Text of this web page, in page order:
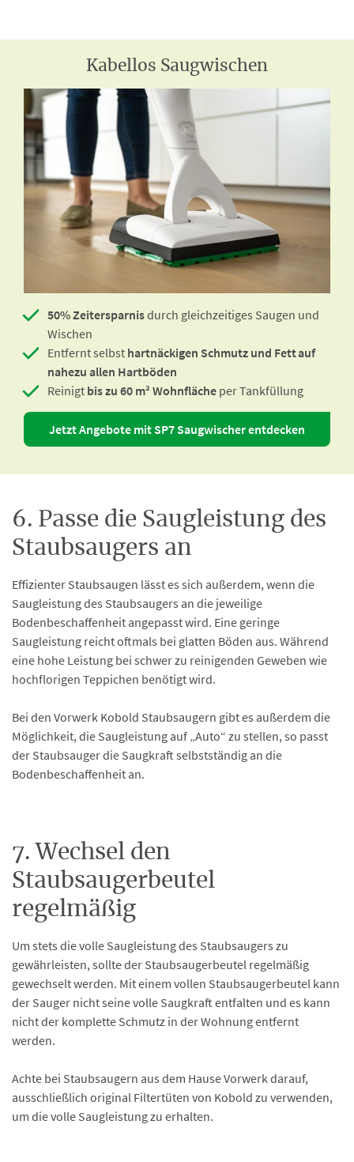
Kabellos Saugwischen
50% Zeitersparnisdurch gleichzeitiges Saugen und
Wischen
Entfernt selbst hartnäckigen Schmutz und Fett auf
nahezu allen Hartböden
Reinigt bis zu 60 m² Wohnfläche per Tankfüllung
Jetzt Angebote mit SP7 Saugwischer entdecken
6. Passe die Saugleistung des
Staubsaugers an
Effizienter Staubsaugen lässt es sich außerdem, wenn die
Saugleistung des Staubsaugers an die jeweilige
Bodenbeschaffenheit angepasst wird. Eine geringe
Saugleistung reicht oftmals bei glatten Böden aus. Während
eine hohe Leistung bei schwer zu reinigenden Geweben wie
hochflorigen Teppichen benötigt wird.
Bei den Vorwerk Kobold Staubsaugern gibt es außerdem die
Möglichkeit, die Saugleistung auf „Auto“ zu stellen, so passt
der Staubsauger die Saugkraft selbstständig an die
Bodenbeschaffenheit an.
7. Wechsel den
Staubsaugerbeutel
regelmäßig
Um stets die volle Saugleistung des Staubsaugers zu
gewährleisten, sollte der Staubsaugerbeutel regelmäßig
gewechselt werden. Mit einem vollen Staubsaugerbeutel kann
der Sauger nicht seine volle Saugkraft entfalten und es kann
nicht der komplette Schmutz in der Wohnung entfernt
werden.
Achte bei Staubsaugern aus dem Hause Vorwerk darauf,
ausschließlich original Filtertüten von Kobold zu verwenden,
um die volle Saugleistung zu erhalten.